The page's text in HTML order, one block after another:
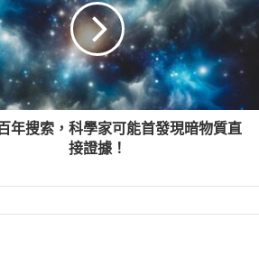
年搜索，科學家可能首發現暗物質直
接證據！